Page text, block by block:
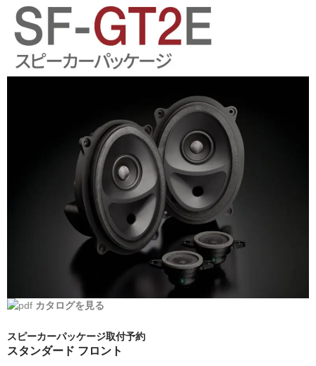
トヨタ
日産
スバル
カタログを見る
スピーカーパッケージ取付予約
スタンダード フロント